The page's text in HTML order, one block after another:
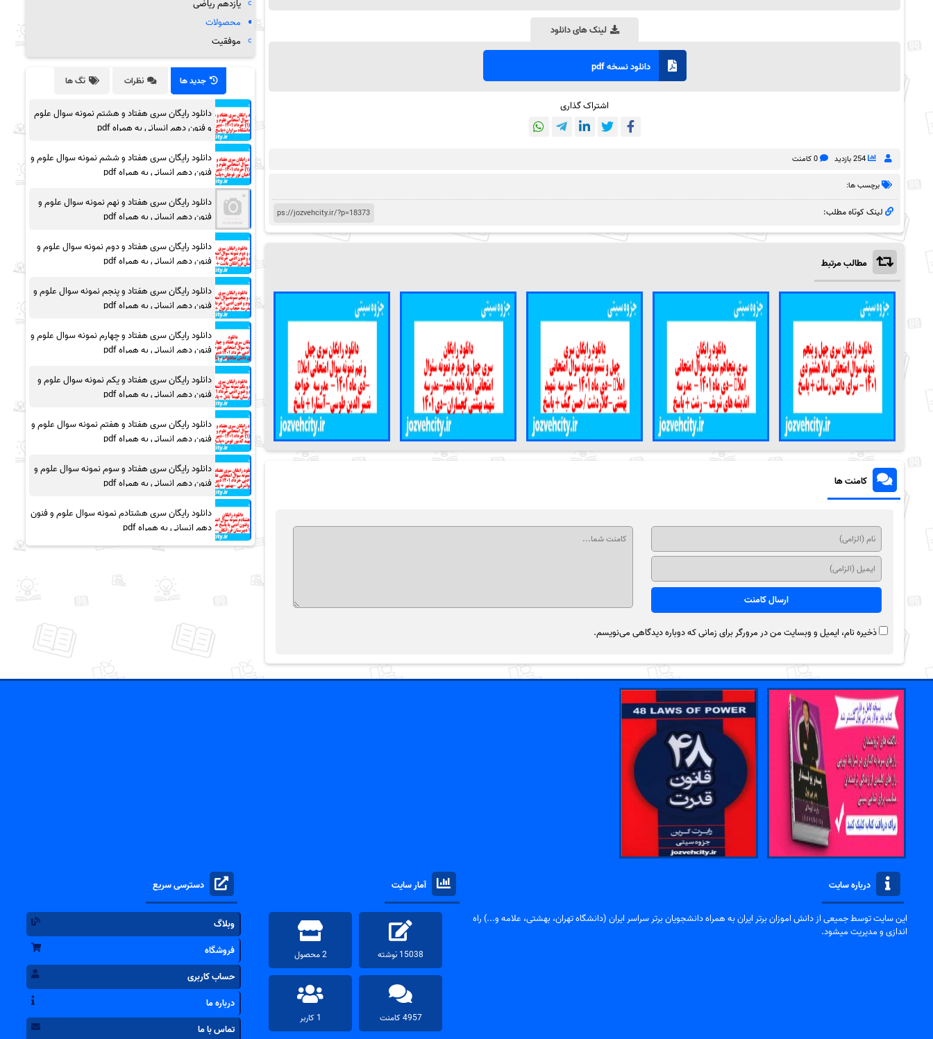
لینک های دانلود
دانلود نسخه pdf
اشتراک گذاری
254 بازدید 0 کامنت
برچسب ها:
لینک کوتاه مطلب:
مطالب مرتبط
کامنت ها
ذخیره نام، ایمیل و وبسایت من در مرورگر برای زمانی که دوباره دیدگاهی می‌نویسم.
یازدهم ریاضی
محصولات
موفقیت
جدید ها نظرات تگ ها
دانلود رایگان سری هفتاد و هشتم نمونه سوال علوم
و فنون دهم انسانی به همراه pdf
دانلود رایگان سری هفتاد و ششم نمونه سوال علوم و
فنون دهم انسانی به همراه pdf
دانلود رایگان سری هفتاد و نهم نمونه سوال علوم و
فنون دهم انسانی به همراه pdf
دانلود رایگان سری هفتاد و دوم نمونه سوال علوم و
فنون دهم انسانی به همراه pdf
دانلود رایگان سری هفتاد و پنجم نمونه سوال علوم و
فنون دهم انسانی به همراه pdf
دانلود رایگان سری هفتاد و چهارم نمونه سوال علوم و
فنون دهم انسانی به همراه pdf
دانلود رایگان سری هفتاد و یکم نمونه سوال علوم و
فنون دهم انسانی به همراه pdf
دانلود رایگان سری هفتاد و هفتم نمونه سوال علوم و
فنون دهم انسانی به همراه pdf
دانلود رایگان سری هفتاد و سوم نمونه سوال علوم و
فنون دهم انسانی به همراه pdf
دانلود رایگان سری هشتادم نمونه سوال علوم و فنون
دهم انسانی به همراه pdf
درباره سایت
این سایت توسط جمیعی از دانش اموزان برتر ایران به همراه دانشجویان برتر سراسر ایران (دانشگاه تهران، بهشتی، علامه و...) راه
اندازی و مدیریت میشود.
آمار سایت
15038 نوشته 2 محصول
4957 کامنت 1 کاربر
دسترسی سریع
وبلاگ
فروشگاه
حساب کاربری
درباره ما
تماس با ما